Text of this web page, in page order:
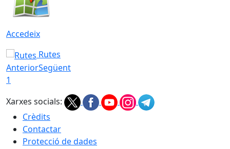
Accedeix
Rutes
AnteriorSegüent
1
Xarxes socials:
Crèdits
Contactar
Protecció de dades